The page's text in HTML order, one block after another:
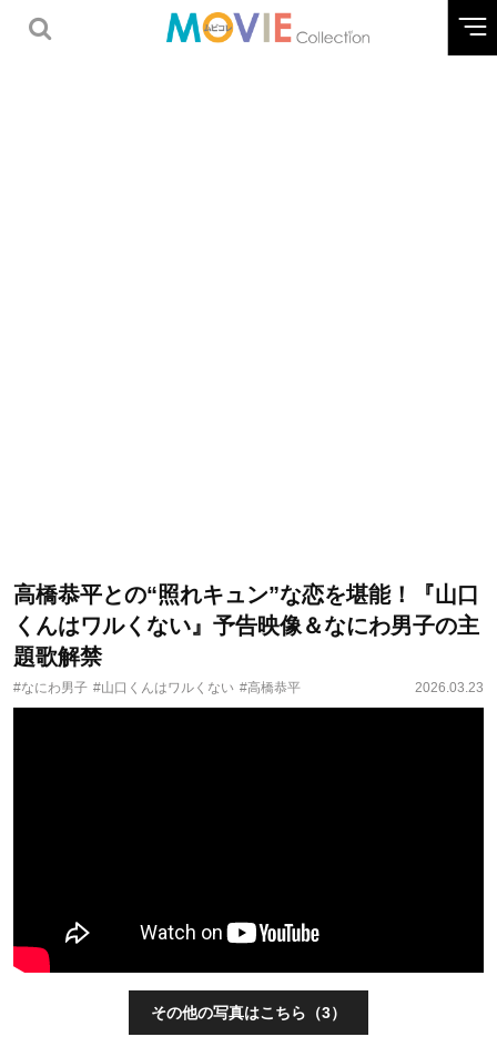
高橋恭平との“照れキュン”な恋を堪能！『山口
くんはワルくない』予告映像＆なにわ男子の主
題歌解禁
#なにわ男子 #山口くんはワルくない #高橋恭平 2026.03.23
その他の写真はこちら（3）